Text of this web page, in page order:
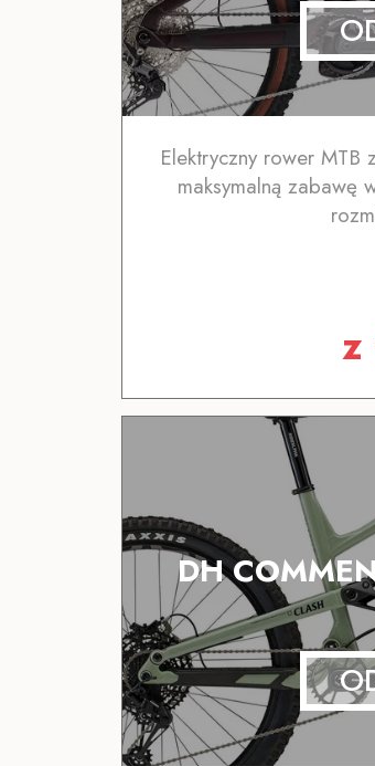
Elektryczny rower
maksymalną zabawę
z
DH